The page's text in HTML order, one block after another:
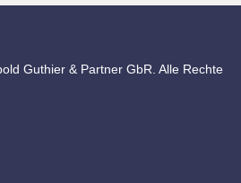
Guthier & Partner GbR. Alle Rechte